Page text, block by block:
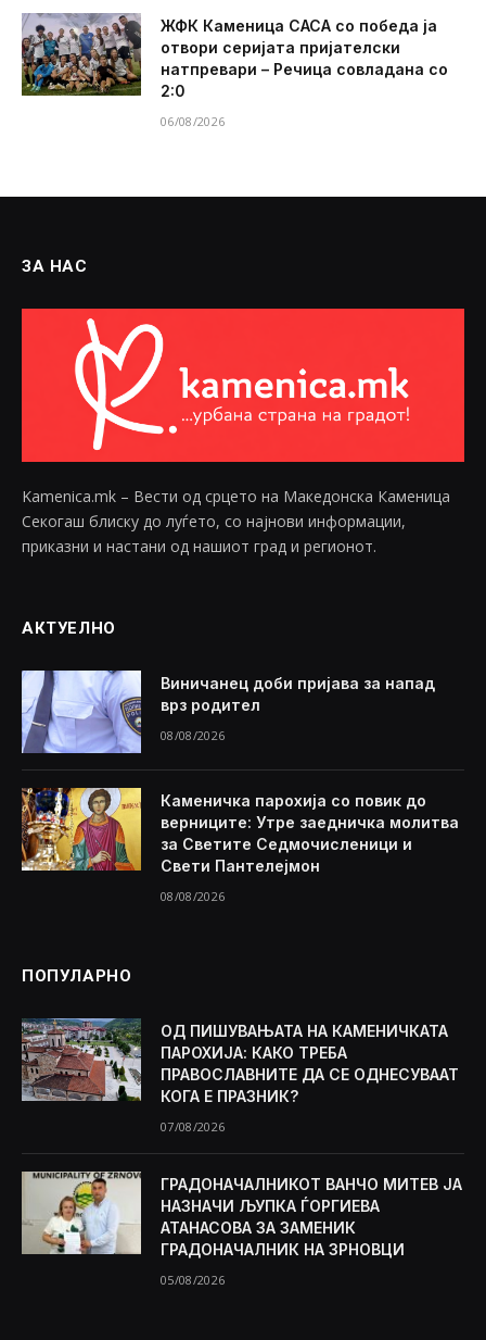
ЖФК Каменица САСА со победа ја
отвори серијата пријателски
натпревари – Речица совладана со
2:0
06/08/2026
ЗА НАС
Kamenica.mk – Вести од срцето на Македонска Каменица
Секогаш блиску до луѓето, со најнови информации,
приказни и настани од нашиот град и регионот.
АКТУЕЛНО
Виничанец доби пријава за напад
врз родител
08/08/2026
Каменичка парохија со повик до
верниците: Утре заедничка молитва
за Светите Седмочисленици и
Свети Пантелејмон
08/08/2026
ПОПУЛАРНО
ОД ПИШУВАЊАТА НА КАМЕНИЧКАТА
ПАРОХИЈА: КАКО ТРЕБА
ПРАВОСЛАВНИТЕ ДА СЕ ОДНЕСУВААТ
КОГА Е ПРАЗНИК?
07/08/2026
ГРАДОНАЧАЛНИКОТ ВАНЧО МИТЕВ ЈА
НАЗНАЧИ ЉУПКА ЃОРГИЕВА
АТАНАСОВА ЗА ЗАМЕНИК
ГРАДОНАЧАЛНИК НА ЗРНОВЦИ
05/08/2026